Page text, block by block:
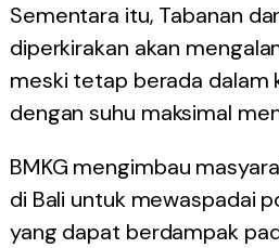
Sementara itu, Tabanan
diperkirakan akan
meski tetap berada dalam
dengan suhu maksimal
BMKG mengimbau
di Bali untuk mewaspadai
yang dapat berdampak